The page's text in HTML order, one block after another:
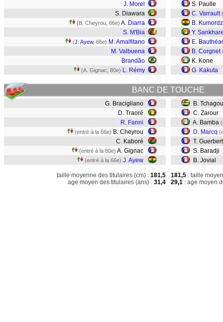
J. Morel
S. Diawara
(B. Cheyrou, 66e) A. Diarra
S. M'Bia
(J. Ayew, 66e) M. Amalfitano
M. Valbuena
Brandão
(A. Gignac, 80e) L. Rémy
S. Paulle
C. Varrault
B.
Y.
E.
B. Corgnet
K. Kone
G. Kakuta
BANC DE TOUCHE
G. Bracigliano
D. Traoré
R. Fanni
(entré à la 66e) B. Cheyrou
C. Kaboré
(entré à la 80e) A. Gignac
(entré à la 66e) J. Ayew
taille moyenne des titulaires (cm) : 181,5
age moyen des titulaires (ans) : 31,4
B.
C. Zarour
A. Bamba
D. Marcq
T.
S. Baradji
B. Jovial
181,5 : taille
29,1 : age moyen